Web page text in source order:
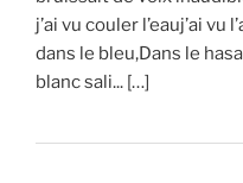
j’ai vu couler l’eauj’ai vu
dans le bleu,Dans le
blanc sali... […]